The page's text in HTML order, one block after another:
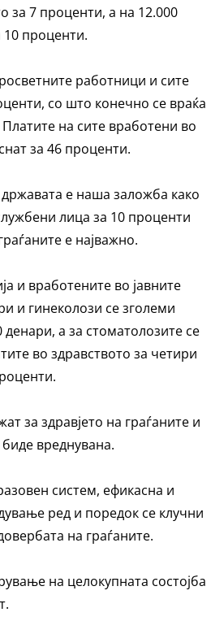
за 7 проценти, а на 12.000
10 проценти.
работници и сите
со што конечно се враќа
на сите вработени во
за 46 проценти.
е наша заложба како
лица за 10 проценти
е најважно.
и вработените во јавните
и гинеколози се зголеми
а за стоматолозите се
во здравството за четири
за здравјето на граѓаните и
вреднувана.
систем, ефикасна и
ред и поредок се клучни
на граѓаните.
на целокупната состојба